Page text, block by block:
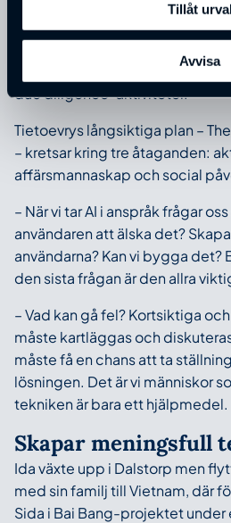
Tillåt
Avvisa
jättetydliga. Därtill har
inom ramen för styrelsearbete
säga själva
due diligence-aktiviteter.
Tietoevrys långsiktiga plan –
– kretsar kring tre åtaganden:
affärsmannaskap och social
– När vi tar AI i anspråk frågar
användaren att älska det?
användarna? Kan vi bygga det?
den sista frågan är den allra
– Vad kan gå fel? Kortsiktiga
måste kartläggas och
måste få en chans att ta
lösningen. Det är vi människor
tekniken är bara ett hjälpmedel.
Skapar meningsfull
Ida växte upp i Dalstorp men
med sin familj till Vietnam, där
Sida i Bai Bang-projektet under